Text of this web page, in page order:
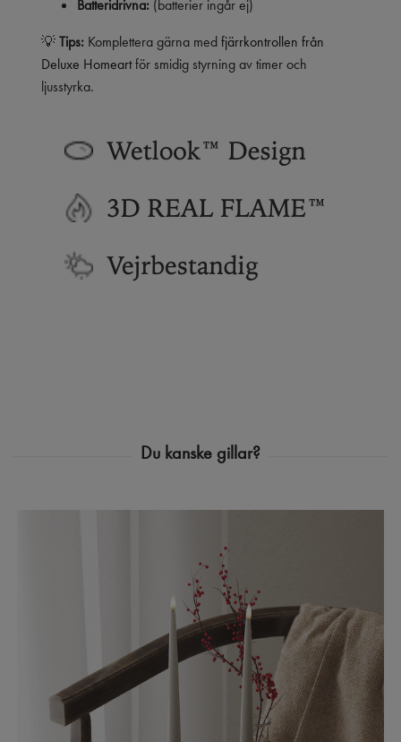
Batteridrivna: (batterier ingår ej)
💡Tips: Komplettera gärna medfjärrkontrollen från
Deluxe Homeartför smidig styrning av timer och
ljusstyrka.